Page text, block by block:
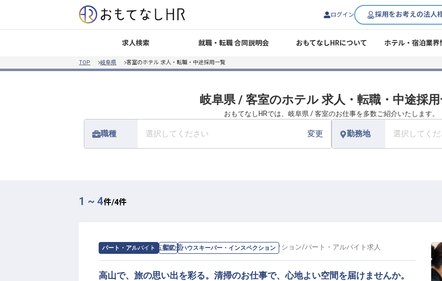
ログイン 採用をお考えの法人
求人検索 就職・転職 合同説明会 おもてなしHRについて ホテル・宿泊業界
TOP 岐阜県 客室のホテル 求人・転職・中途採用一覧
岐阜県 / 客室のホテル 求人・転職・中途採
おもてなしHRでは、岐阜県 / 客室のお仕事を多数ご紹介いたします。
職種 選択してください 変更 勤務地 選択してく
1 ~ 4件/4件
パート・アルバイト 客室 ハウスキーパー・インスペクション
求人情報：おやど古都の夢のハウスキーパー・インスペクション/パート・アルバイト求人
高山で、旅の思い出を彩る。清掃のお仕事で、心地よい空間を届けませんか。